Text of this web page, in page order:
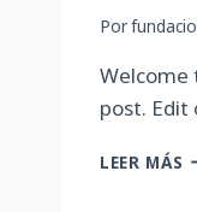
Por
Welcome
post.
LEER MÁS